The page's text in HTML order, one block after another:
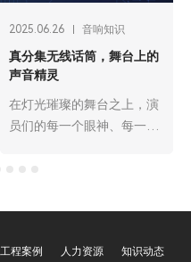
2025.06.26 音响知识
真分集无线话筒，舞台上的
声音精灵
在灯光璀璨的舞台之上，演
员们的每一个眼神、每一个
台表演中，无线话筒早已成
演者摆脱了线缆的束缚，能
工程案例 人力资源 知识动态